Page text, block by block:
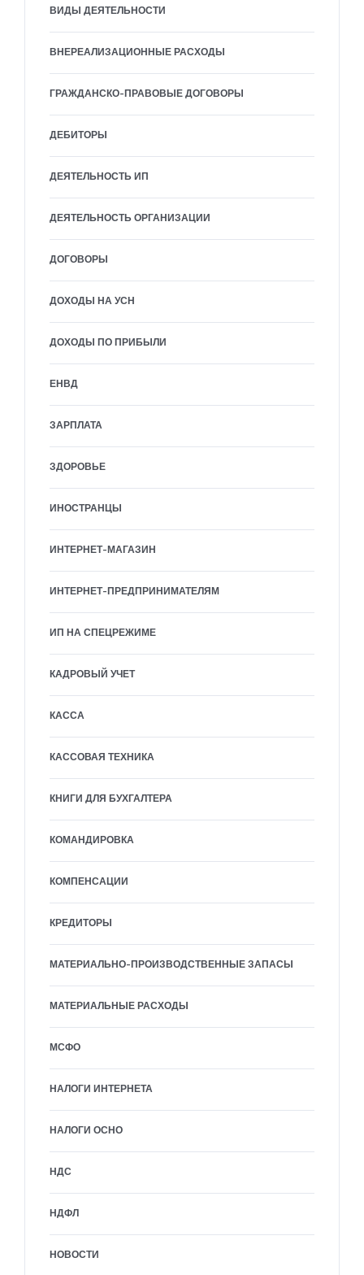
ВИДЫ ДЕЯТЕЛЬНОСТИ
ВНЕРЕАЛИЗАЦИОННЫЕ РАСХОДЫ
ГРАЖДАНСКО-ПРАВОВЫЕ ДОГОВОРЫ
ДЕБИТОРЫ
ДЕЯТЕЛЬНОСТЬ ИП
ДЕЯТЕЛЬНОСТЬ ОРГАНИЗАЦИИ
ДОГОВОРЫ
ДОХОДЫ НА УСН
ДОХОДЫ ПО ПРИБЫЛИ
ЕНВД
ЗАРПЛАТА
ЗДОРОВЬЕ
ИНОСТРАНЦЫ
ИНТЕРНЕТ-МАГАЗИН
ИНТЕРНЕТ-ПРЕДПРИНИМАТЕЛЯМ
ИП НА СПЕЦРЕЖИМЕ
КАДРОВЫЙ УЧЕТ
КАССА
КАССОВАЯ ТЕХНИКА
КНИГИ ДЛЯ БУХГАЛТЕРА
КОМАНДИРОВКА
КОМПЕНСАЦИИ
КРЕДИТОРЫ
МАТЕРИАЛЬНО-ПРОИЗВОДСТВЕННЫЕ ЗАПАСЫ
МАТЕРИАЛЬНЫЕ РАСХОДЫ
МСФО
НАЛОГИ ИНТЕРНЕТА
НАЛОГИ ОСНО
НДС
НДФЛ
НОВОСТИ